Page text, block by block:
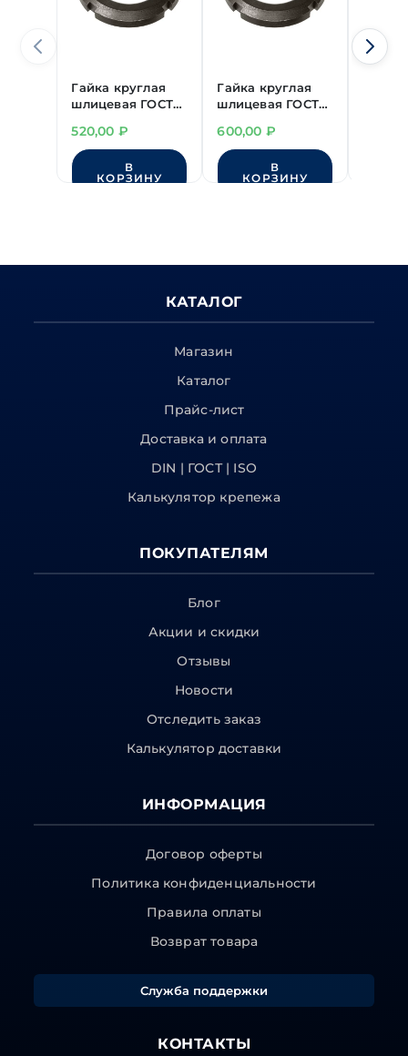
Гайка круглая
шлицевая ГОСТ
покрытия
520,00 ₽
В
КОРЗИНУ
Гайка круглая
шлицевая ГОСТ
покрытия
600,00 ₽
В
КОРЗИНУ
КАТАЛОГ
Магазин
Каталог
Прайс-лист
Доставка и оплата
DIN | ГОСТ | ISO
Калькулятор крепежа
ПОКУПАТЕЛЯМ
Блог
Акции и скидки
Отзывы
Новости
Отследить заказ
Калькулятор доставки
ИНФОРМАЦИЯ
Договор оферты
Политика конфиденциальности
Правила оплаты
Возврат товара
Служба поддержки
КОНТАКТЫ